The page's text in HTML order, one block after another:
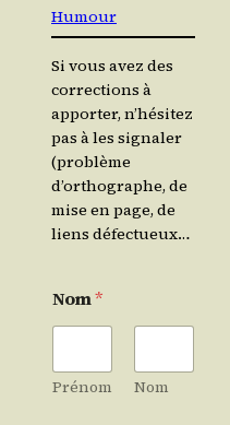
Humour
Si vous avez des
corrections à
apporter, n’hésitez
pas à les signaler
(problème
d’orthographe, de
mise en page, de
liens défectueux…
Nom*
Prénom Nom